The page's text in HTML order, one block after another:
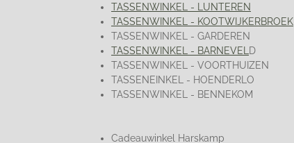
TASSENWINKEL - LUNTEREN
TASSENWINKEL - KOOTWIJKERBROEK
TASSENWINKEL - GARDEREN
TASSENWINKEL - BARNEVEL D
TASSENWINKEL - VOORTHUIZEN
TASSENEINKEL - HOENDERLO
TASSENWINKEL - BENNEKOM
Cadeauwinkel Harskamp